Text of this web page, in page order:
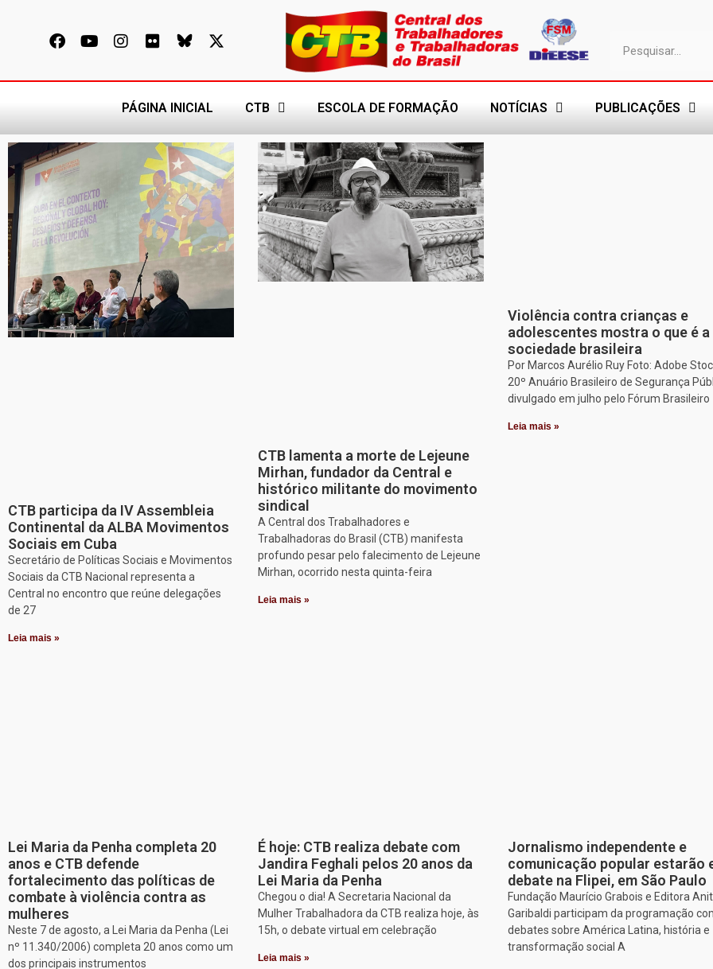
PÁGINA INICIAL CTB ESCOLA DE FORMAÇÃO NOTÍCIAS PUBLICAÇÕES
CTB participa da IV Assembleia
Continental da ALBA Movimentos
Sociais em Cuba
Secretário de Políticas Sociais e Movimentos
Sociais da CTB Nacional representa a
Central no encontro que reúne delegações
de 27
Leia mais »
CTB lamenta a morte de Lejeune
Mirhan, fundador da Central e
histórico militante do movimento
sindical
A Central dos Trabalhadores e
Trabalhadoras do Brasil (CTB) manifesta
profundo pesar pelo falecimento de Lejeune
Mirhan, ocorrido nesta quinta-feira
Leia mais »
Violência contra crianças e
adolescentes mostra o que é a
sociedade brasileira
Por Marcos Aurélio Ruy Foto: Adobe
20º Anuário Brasileiro de Segurança
divulgado em julho pelo Fórum Brasileiro
Leia mais »
Lei Maria da Penha completa 20
anos e CTB defende
fortalecimento das políticas de
combate à violência contra as
mulheres
Neste 7 de agosto, a Lei Maria da Penha (Lei
nº 11.340/2006) completa 20 anos como um
dos principais instrumentos
É hoje: CTB realiza debate com
Jandira Feghali pelos 20 anos da
Lei Maria da Penha
Chegou o dia! A Secretaria Nacional da
Mulher Trabalhadora da CTB realiza hoje, às
15h, o debate virtual em celebração
Leia mais »
Jornalismo independente e
comunicação popular estarão
debate na Flipei, em São Paulo
Fundação Maurício Grabois e Editora
Garibaldi participam da programação
debates sobre América Latina, história e
transformação social A